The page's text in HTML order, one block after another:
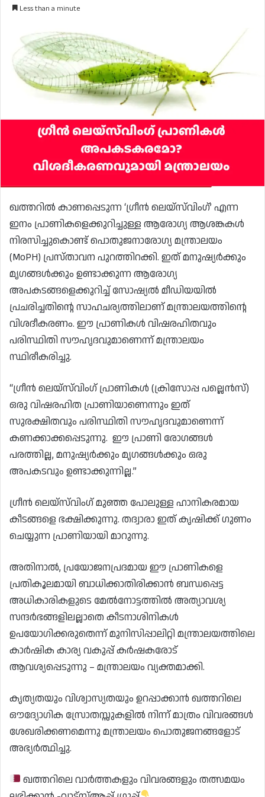
Less than a minute
ഖത്തറിൽ കാണപ്പെടുന്ന ‘ഗ്രീൻ ലെയ്‌സ്‌വിംഗ്’ എന്ന
ഇനം പ്രാണികളെക്കുറിച്ചുള്ള ആരോഗ്യ ആശങ്കകൾ
നിരസിച്ചുകൊണ്ട് പൊതുജനാരോഗ്യ മന്ത്രാലയം
(MoPH) പ്രസ്താവന പുറത്തിറക്കി. ഇത് മനുഷ്യർക്കും
മൃഗങ്ങൾക്കും ഉണ്ടാക്കുന്ന ആരോഗ്യ
അപകടങ്ങളെക്കുറിച്ച് സോഷ്യൽ മീഡിയയിൽ
പ്രചരിച്ചതിൻ്റെ സാഹചര്യത്തിലാണ് മന്ത്രാലയത്തിൻ്റെ
വിശദീകരണം. ഈ പ്രാണികൾ വിഷരഹിതവും
പരിസ്ഥിതി സൗഹൃദവുമാണെന്ന് മന്ത്രാലയം
സ്ഥിരീകരിച്ചു.
“ഗ്രീൻ ലെയ്‌സ്‌വിംഗ് പ്രാണികൾ (ക്രിസോപ്പ പല്ലെൻസ്)
ഒരു വിഷരഹിത പ്രാണിയാണെന്നും ഇത്
സുരക്ഷിതവും പരിസ്ഥിതി സൗഹൃദവുമാണെന്ന്
കണക്കാക്കപ്പെടുന്നു. ഈ പ്രാണി രോഗങ്ങൾ
പരത്തില്ല, മനുഷ്യർക്കും മൃഗങ്ങൾക്കും ഒരു
അപകടവും ഉണ്ടാക്കുന്നില്ല.”
ഗ്രീൻ ലെയ്‌സ്‌വിംഗ് മുഞ്ഞ പോലുള്ള ഹാനികരമായ
കീടങ്ങളെ ഭക്ഷിക്കുന്നു. തദ്വാരാ ഇത് കൃഷിക്ക് ഗുണം
ചെയ്യുന്ന പ്രാണിയായി മാറുന്നു.
അതിനാൽ, പ്രയോജനപ്രദമായ ഈ പ്രാണികളെ
പ്രതികൂലമായി ബാധിക്കാതിരിക്കാൻ ബന്ധപ്പെട്ട
അധികാരികളുടെ മേൽനോട്ടത്തിൽ അത്യാവശ്യ
സന്ദർഭങ്ങളിലല്ലാതെ കീടനാശിനികൾ
ഉപയോഗിക്കരുതെന്ന് മുനിസിപ്പാലിറ്റി മന്ത്രാലയത്തിലെ
കാർഷിക കാര്യ വകുപ്പ് കർഷകരോട്
ആവശ്യപ്പെടുന്നു – മന്ത്രാലയം വ്യക്തമാക്കി.
കൃത്യതയും വിശ്വാസ്യതയും ഉറപ്പാക്കാൻ ഖത്തറിലെ
ഔദ്യോഗിക സ്രോതസ്സുകളിൽ നിന്ന് മാത്രം വിവരങ്ങൾ
ശേഖരിക്കണമെന്നു മന്ത്രാലയം പൊതുജനങ്ങളോട്
അഭ്യർത്ഥിച്ചു.
ഖത്തറിലെ വാർത്തകളും വിവരങ്ങളും തത്സമയം